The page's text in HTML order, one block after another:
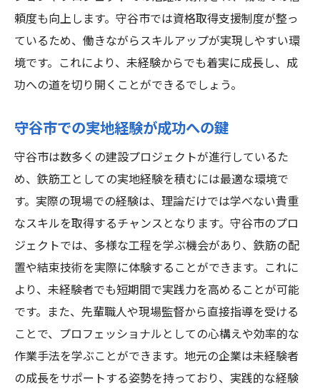
頼度も向上します。守谷市では資格取得支援制度が整っ
ているため、働きながらスキルアップが実現しやすい環
境です。これにより、未経験からでも着実に成長し、成
功への道を切り開くことができるでしょう。
守谷市での実地経験が成功への鍵
守谷市は数多くの建設プロジェクトが進行しているた
め、鉄筋工としての実地経験を積むには最適な環境で
す。実際の現場での経験は、理論だけでは学べない貴重
なスキルを取得するチャンスとなります。守谷市のプロ
ジェクトでは、多様な工程を学ぶ機会があり、鉄筋の配
置や結束技術を実際に体験することができます。これに
より、未経験者でも短期間で実践力を高めることが可能
です。また、先輩職人や現場監督から直接指導を受ける
ことで、プロフェッショナルとしての心構えや効率的な
作業手法を学ぶことができます。地元の企業は未経験者
の成長をサポートする姿勢を持っており、実践的な経験